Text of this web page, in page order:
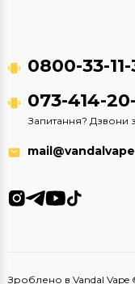
0800-33-11-
073-414-
Запитання? Дзвони
Зроблено в Vandal Vape